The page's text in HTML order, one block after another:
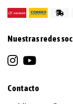
Nuestras redes
Contacto